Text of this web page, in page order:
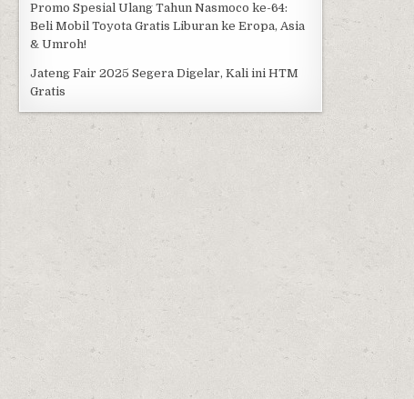
Promo Spesial Ulang Tahun Nasmoco ke-64:
Beli Mobil Toyota Gratis Liburan ke Eropa, Asia
& Umroh!
Jateng Fair 2025 Segera Digelar, Kali ini HTM
Gratis